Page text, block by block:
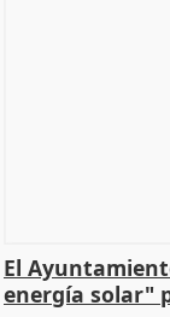
El
energía solar"